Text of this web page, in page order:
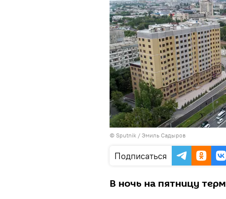
© Sputnik / Эмиль Садыров
Подписаться
В ночь на пятницу